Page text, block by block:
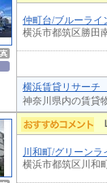
仲町台/ブルーライ
横浜市都筑区勝田
横浜賃貸リサーチ
神奈川県内の賃貸
川和町/グリーンラ
横浜市都筑区川和